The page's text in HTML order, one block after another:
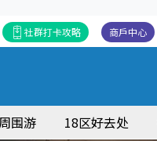
商戶中心
社群打卡攻略
周围游 18区好去处